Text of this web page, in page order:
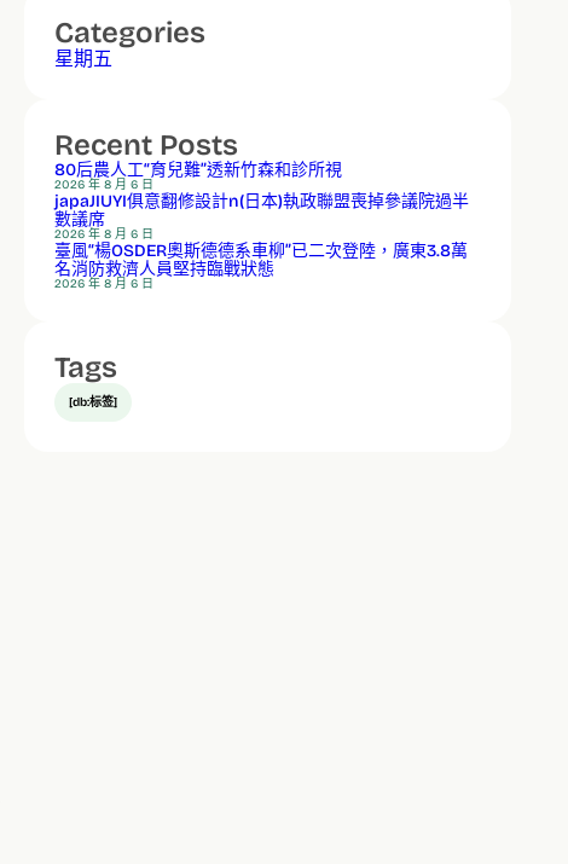
Categories
星期五
Recent Posts
80后農人工“育兒難”透新竹森和診所視
2026 年 8 月 6 日
japaJIUYI俱意翻修設計n(日本)執政聯盟喪掉參議院過半
數議席
2026 年 8 月 6 日
臺風“楊OSDER奧斯德德系車柳”已二次登陸，廣東3.8萬
名消防救濟人員堅持臨戰狀態
2026 年 8 月 6 日
Tags
[db:标签]